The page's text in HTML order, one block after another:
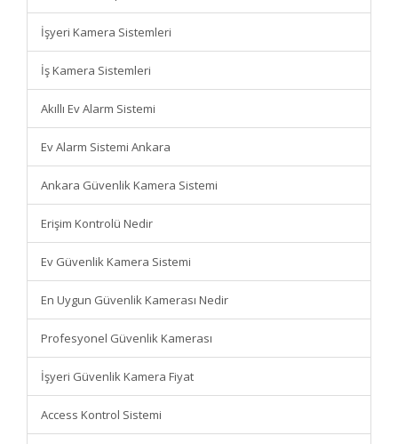
İşyeri Kamera Sistemleri
İş Kamera Sistemleri
Akıllı Ev Alarm Sistemi
Ev Alarm Sistemi Ankara
Ankara Güvenlik Kamera Sistemi
Erişim Kontrolü Nedir
Ev Güvenlik Kamera Sistemi
En Uygun Güvenlik Kamerası Nedir
Profesyonel Güvenlik Kamerası
İşyeri Güvenlik Kamera Fiyat
Access Kontrol Sistemi